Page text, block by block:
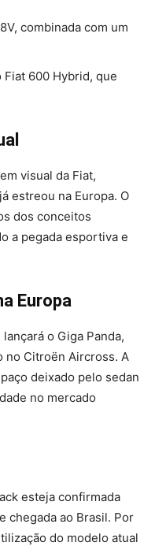
combinada com um
600 Hybrid, que
visual da Fiat,
estreou na Europa. O
dos conceitos
a pegada esportiva e
Europa
o Giga Panda,
no Citroën Aircross. A
deixado pelo sedan
no mercado
esteja confirmada
chegada ao Brasil. Por
do modelo atual